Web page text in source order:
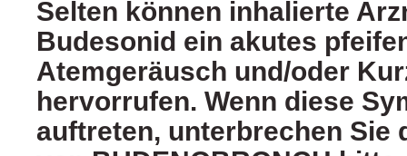
Selten können inhalierte
Budesonid ein akutes
Atemgeräusch und/oder
hervorrufen. Wenn diese
auftreten, unterbrechen Sie